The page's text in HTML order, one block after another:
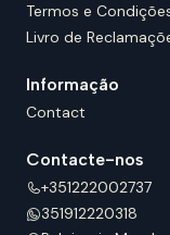
Termos e
Livro de
Informação
Contact
Contacte-nos
+351222002737
351912220318